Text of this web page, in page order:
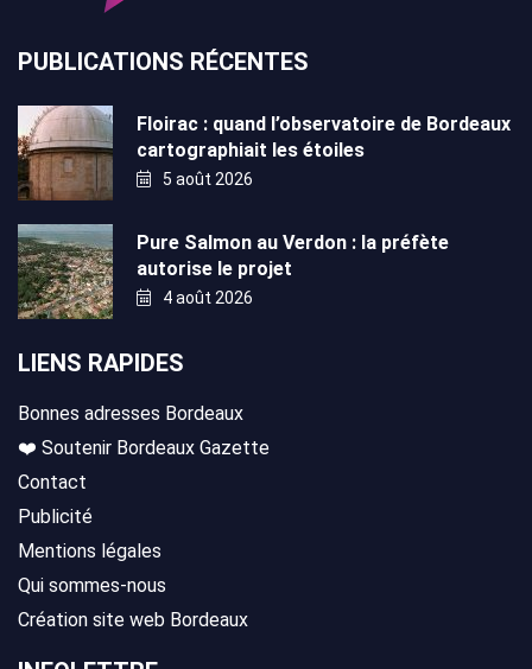
PUBLICATIONS RÉCENTES
Floirac : quand l’observatoire de Bordeaux
cartographiait les étoiles
5 août 2026
Pure Salmon au Verdon : la préfète
autorise le projet
4 août 2026
LIENS RAPIDES
Bonnes adresses Bordeaux
❤️ Soutenir Bordeaux Gazette
Contact
Publicité
Mentions légales
Qui sommes-nous
Création site web Bordeaux